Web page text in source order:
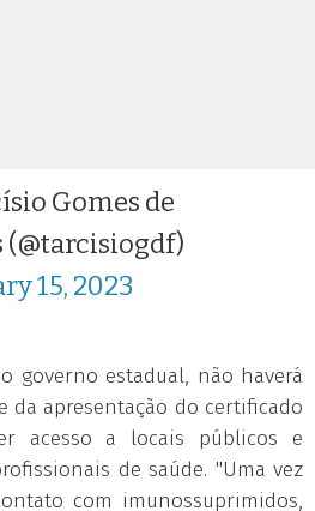
Gomes de
(@tarcisiogdf)
15, 2023
governo estadual, não haverá
da apresentação do certificado
acesso a locais públicos e
de saúde. "Uma vez
com imunossuprimidos,